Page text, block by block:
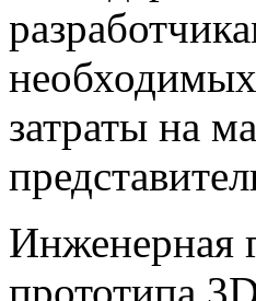
затраты на
Инженерная
прототипа